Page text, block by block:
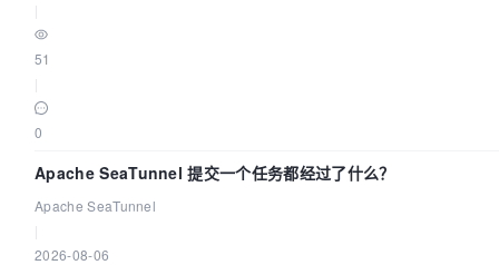
51
0
Apache SeaTunnel 提交一个任务都经过了什么？
Apache SeaTunnel
2026-08-06